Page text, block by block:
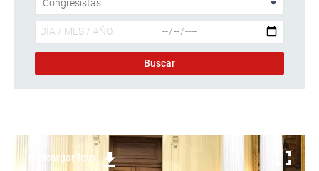
Descargar foto